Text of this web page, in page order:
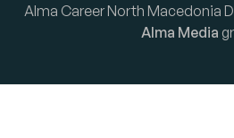
Alma Career North Macedonia
Alma Media